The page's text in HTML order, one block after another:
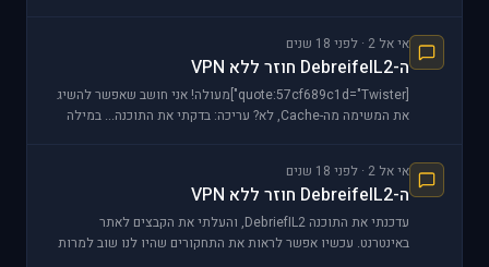
אי אל 2 · לפני 18 שנים
ה-DebreifeIL2 חוזר ללא VPN
[quote:57cf689c1d="Twister"]מעולה! אני חושב שאפשר להשיג
את המשימה מה-Cache, לא? עריכה: בדקתי את התוכנה... במילה
אי אל 2 · לפני 18 שנים
ה-DebreifeIL2 חוזר ללא VPN
עדכנתי את התוכנה DebriefIL2, והעלתי את הקבצים לאתר
באינטרנט. עכשיו אפשר לראות את התחקורים שהיו לנו שוב למרות